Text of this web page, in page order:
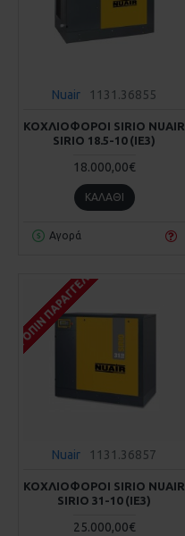
Nuair 1131.36855
ΚΟΧΛΙΟΦΟΡΟΙ SIRIO NUAIR
SIRIO 18.5-10 (IE3)
18.000,00€
ΚΑΛΆΘΙ
Αγορά
ΚΑΤΌΠΙΝ ΠΑΡΑΓΓΕΛΊΑΣ
Nuair 1131.36857
ΚΟΧΛΙΟΦΟΡΟΙ SIRIO NUAIR
SIRIO 31-10 (IE3)
25.000,00€